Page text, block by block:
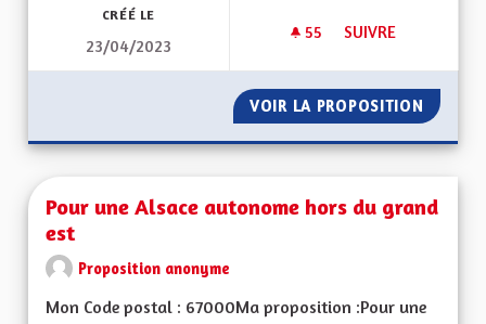
CRÉÉ LE
23/04/2023
55 55 ABONNÉS
SUIVRE
VOIR LA PROPOSITION
Pour une Alsace autonome hors du grand
est
Proposition anonyme
Mon Code postal : 67000Ma proposition :Pour une